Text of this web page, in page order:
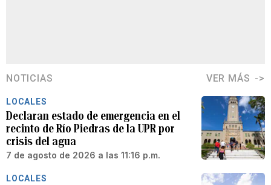
NOTICIAS VER MÁS
LOCALES
Declaran estado de emergencia en el
recinto de Río Piedras de la UPR por
crisis del agua
7 de agosto de 2026 a las 11:16 p.m.
LOCALES